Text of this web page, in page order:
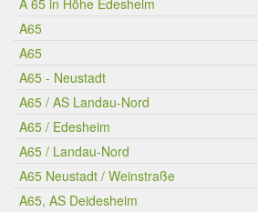
A 65 in Höhe Edesheim
A65
A65
A65 - Neustadt
A65 / AS Landau-Nord
A65 / Edesheim
A65 / Landau-Nord
A65 Neustadt / Weinstraße
A65, AS Deidesheim